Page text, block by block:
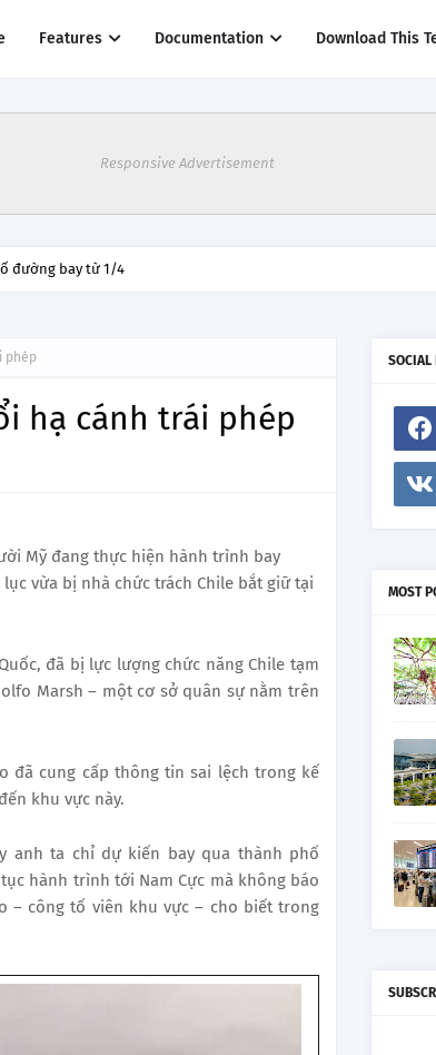
Features Documentation Download This
Responsive Advertisement
đường bay từ 1/4
phép
hạ cánh trái phép
Mỹ đang thực hiện hành trình bay
vừa bị nhà chức trách Chile bắt giữ tại
đã bị lực lượng chức năng Chile tạm
Marsh – một cơ sở quân sự nằm trên
đã cung cấp thông tin sai lệch trong kế
khu vực này.
anh ta chỉ dự kiến bay qua thành phố
hành trình tới Nam Cực mà không báo
– công tố viên khu vực – cho biết trong
SOCIAL
MOST